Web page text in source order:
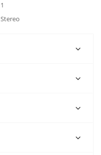
1
Stereo